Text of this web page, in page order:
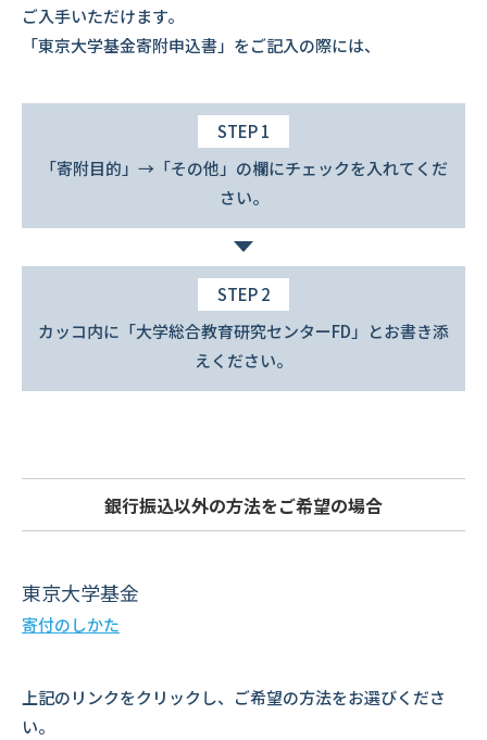
ご入手いただけます。
「東京大学基金寄附申込書」をご記入の際には、
STEP 1
「寄附目的」→「その他」の欄にチェックを入れてくだ
さい。
STEP 2
カッコ内に「大学総合教育研究センターFD」とお書き添
えください。
銀行振込以外の方法をご希望の場合
東京大学基金
寄付のしかた
上記のリンクをクリックし、ご希望の方法をお選びくださ
い。